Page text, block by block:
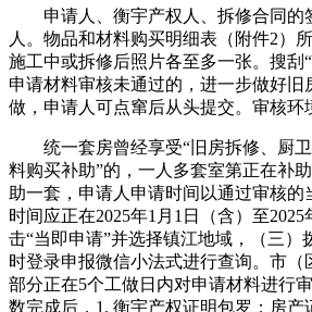
申请人、衡宇产权人、拆修合同的
人。物品和材料购买明细表（附件2）
施工中或拆修后照片各至多一张。搜刮
申请材料审核未通过的，进一步做好旧
做，申请人可点窜后从头提交。审核环
统一套房曾经享受“旧房拆修、厨卫
料购买补助”的，一人多套室第正在补
助一套，申请人申请时间以通过审核
时间应正在2025年1月1日（含）至
击“当即申请”并选择镇江地域，（三）
时登录申报微信小法式进行查询。市（
部分正在5个工做日内对申请材料进行
数完成后，1. 衡宇产权证明包罗：房